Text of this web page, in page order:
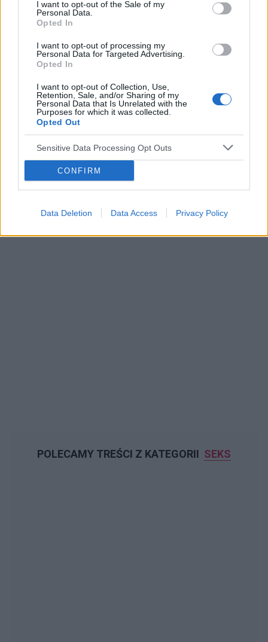
I want to opt-out of the Sale of my
Personal Data.
Opted In
I want to opt-out of processing my
Personal Data for Targeted Advertising.
Opted In
I want to opt-out of Collection, Use,
Retention, Sale, and/or Sharing of my
Personal Data that Is Unrelated with the
Purposes for which it was collected.
Opted Out
Sensitive Data Processing Opt Outs
CONFIRM
Data Deletion Data Access Privacy Policy
Reklama:
POLECAMY TREŚCI Z KATEGORII SEKS